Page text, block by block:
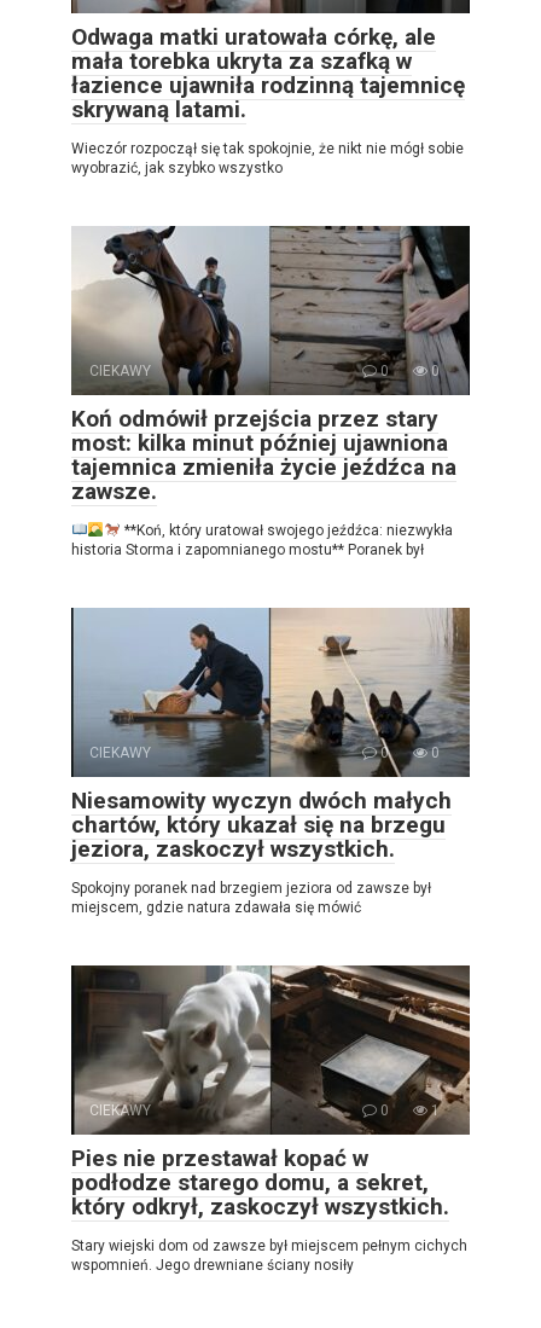
Odwaga matki uratowała córkę, ale
mała torebka ukryta za szafką w
łazience ujawniła rodzinną tajemnicę
skrywaną latami.
Wieczór rozpoczął się tak spokojnie, że nikt nie mógł sobie
wyobrazić, jak szybko wszystko
CIEKAWY 0 0
Koń odmówił przejścia przez stary
most: kilka minut później ujawniona
tajemnica zmieniła życie jeźdźca na
zawsze.
**Koń, który uratował swojego jeźdźca: niezwykła
historia Storma i zapomnianego mostu** Poranek był
CIEKAWY 0 0
Niesamowity wyczyn dwóch małych
chartów, który ukazał się na brzegu
jeziora, zaskoczył wszystkich.
Spokojny poranek nad brzegiem jeziora od zawsze był
miejscem, gdzie natura zdawała się mówić
CIEKAWY 0 1
Pies nie przestawał kopać w
podłodze starego domu, a sekret,
który odkrył, zaskoczył wszystkich.
Stary wiejski dom od zawsze był miejscem pełnym cichych
wspomnień. Jego drewniane ściany nosiły